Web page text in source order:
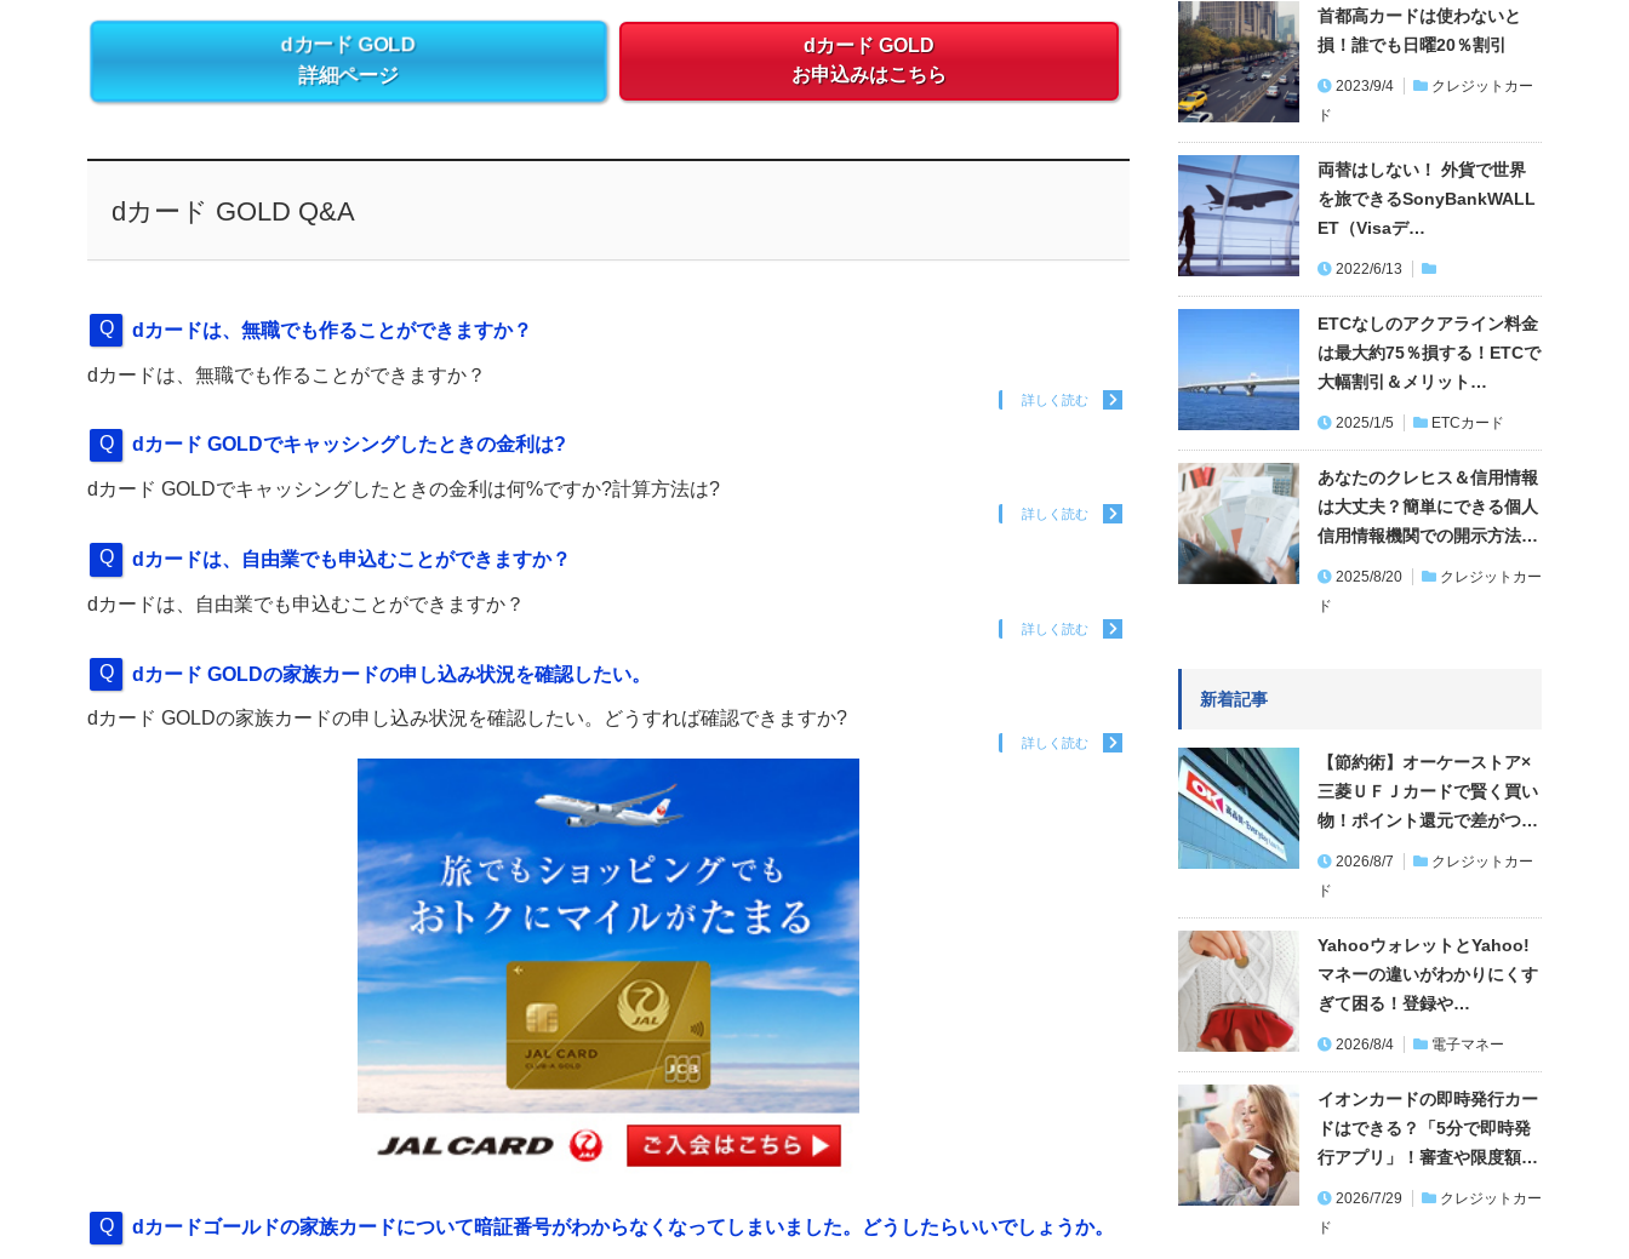
dカード GOLD
詳細ページ
dカード GOLD
お申込みはこちら
dカード GOLD Q&A
dカードは、無職でも作ることができますか？
dカードは、無職でも作ることができますか？
詳しく読む
dカード GOLDでキャッシングしたときの金利は?
dカード GOLDでキャッシングしたときの金利は何%ですか?計算方法は?
詳しく読む
dカードは、自由業でも申込むことができますか？
dカードは、自由業でも申込むことができますか？
詳しく読む
dカード GOLDの家族カードの申し込み状況を確認したい。
dカード GOLDの家族カードの申し込み状況を確認したい。どうすれば確認できますか?
詳しく読む
dカードゴールドの家族カードについて暗証番号がわからなくなってしまいました。どうしたらいいでしょうか。
首都高カードは使わないと
損！誰でも日曜20％割引
2023/9/4
クレジットカー
ド
両替はしない！ 外貨で世界
を旅できるSonyBankWALL
ET（Visaデ…
2022/6/13
ETCなしのアクアライン料金
は最大約75％損する！ETCで
大幅割引＆メリット…
2025/1/5 ETCカード
あなたのクレヒス＆信用情報
は大丈夫？簡単にできる個人
信用情報機関での開示方法…
2025/8/20
クレジットカー
ド
新着記事
【節約術】オーケーストア×
三菱ＵＦＪカードで賢く買い
物！ポイント還元で差がつ…
2026/8/7
クレジットカー
ド
YahooウォレットとYahoo!
マネーの違いがわかりにくす
ぎて困る！登録や…
2026/8/4 電子マネー
イオンカードの即時発行カー
ドはできる？「5分で即時発
行アプリ」！審査や限度額…
2026/7/29
クレジットカー
ド